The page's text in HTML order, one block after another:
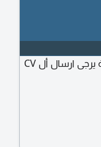
مطلوب بنت خدمة عملاء سعودية نجران حي الفيصلية يرجى ارسال أل CV